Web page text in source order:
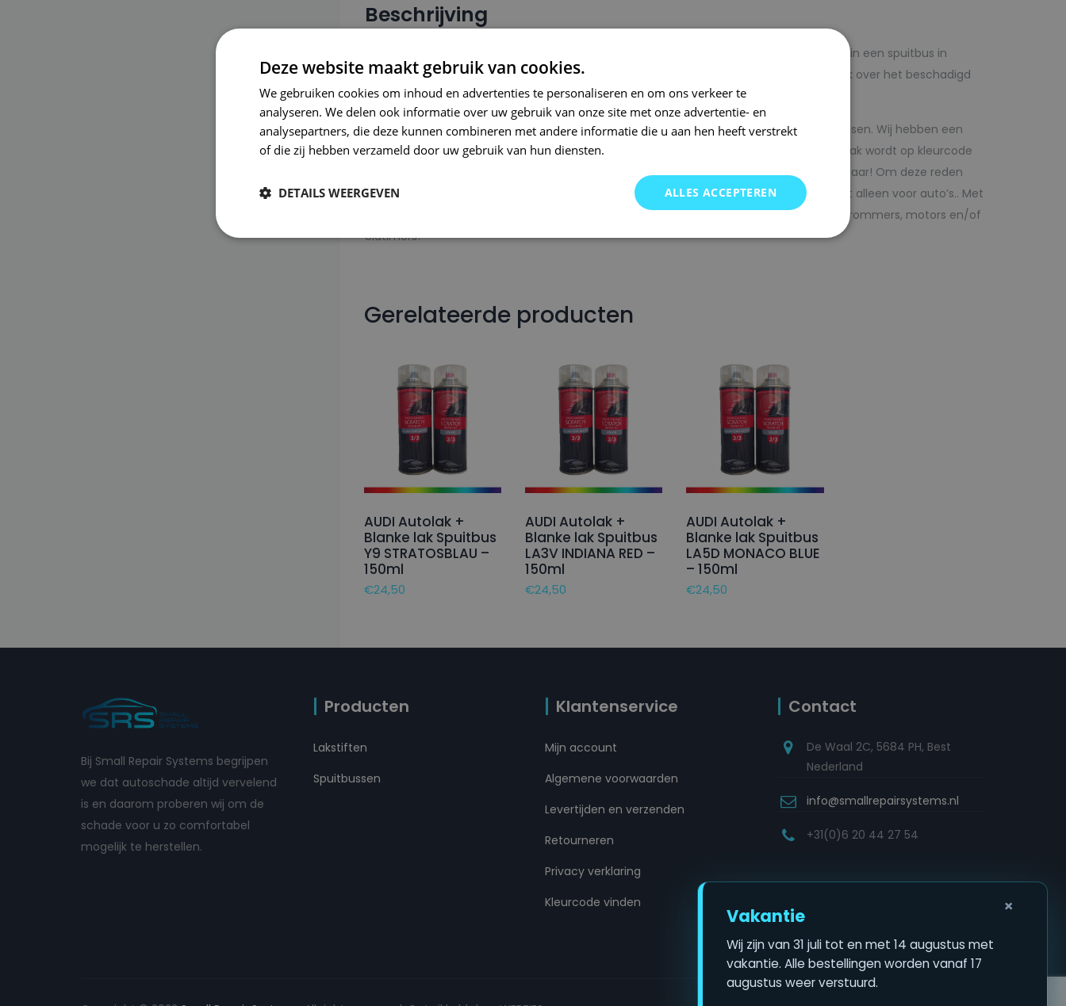
Beschrijving
Een groter beschadigd oppervlak van je auto behandel je nu zelf voordelig met autolak in een spuitbus in
combinatie met blanke lak van Small Repair Systems. U dient op voorhand de blanke lak over het beschadigd
oppervlak te spuiten zodat de kleurlak beter hecht.
Bij SRS bent u aan het juiste adres wanneer het gaat om hoge kwaliteit autolak spuitbussen. Wij hebben een
gigantisch assortiment met oneindig veel kleurencombinaties in ons arsenaal. De autolak wordt op kleurcode
of kleurnaam gemaakt en is afgevuld met professionele verf. Direct uit voorraad leverbaar! Om deze reden
garanderen wij dat u altijd de gewenste kleur voor uw auto bij SRS kunt vinden. Maar niet alleen voor auto’s.. Met
onze A-kwaliteit spuitbussen kunt u bij ons ook terecht voor bedrijfswagens, scooters, brommers, motors en/of
oldtimers!
Gerelateerde producten
AUDI Autolak +
Blanke lak Spuitbus
Y9 STRATOSBLAU –
150ml
€24,50
AUDI Autolak +
Blanke lak Spuitbus
LA3V INDIANA RED –
150ml
€24,50
AUDI Autolak +
Blanke lak Spuitbus
LA5D MONACO BLUE
– 150ml
€24,50
Bij Small Repair Systems begrijpen
we dat autoschade altijd vervelend
is en daarom proberen wij om de
schade voor u zo comfortabel
mogelijk te herstellen.
Producten
Lakstiften
Spuitbussen
Klantenservice
Mijn account
Algemene voorwaarden
Levertijden en verzenden
Retourneren
Privacy verklaring
Kleurcode vinden
Contact
De Waal 2C, 5684 PH, Best
Nederland
info@smallrepairsystems.nl
+31(0)6 20 44 27 54
×
Vakantie
Wij zijn van 31 juli tot en met 14 augustus met
vakantie. Alle bestellingen worden vanaf 17
augustus weer verstuurd.
Deze website maakt gebruik van cookies.
We gebruiken cookies om inhoud en advertenties te personaliseren en om ons verkeer te
analyseren. We delen ook informatie over uw gebruik van onze site met onze advertentie- en
analysepartners, die deze kunnen combineren met andere informatie die u aan hen heeft verstrekt
of die zij hebben verzameld door uw gebruik van hun diensten.
ALLES ACCEPTEREN
DETAILS WEERGEVEN